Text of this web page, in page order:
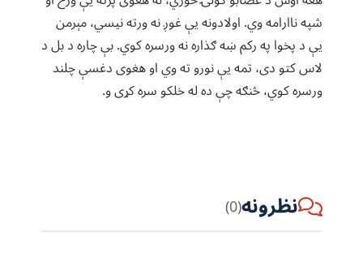
شپه ناارامه وي. اولادونه یې غوږ نه ورته نیسي، مېرمن
یې د پخوا په رکم ښه ګذاره نه ورسره کوي. بې چاره د بل د
لاس کتو دی، تمه یې نورو ته وي او هغوی دغسې چلند
ورسره کوي، څنګه چې ده له خلکو سره کړی و.
نظرونه(0)